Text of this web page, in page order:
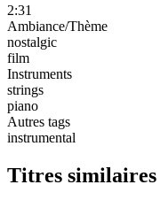
2:31
Ambiance/Thème
nostalgic
film
Instruments
strings
piano
Autres tags
instrumental
Titres similaires